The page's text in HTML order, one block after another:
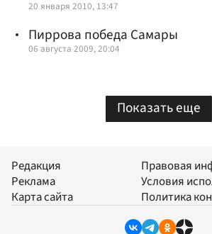
20 января 2010, 13:47
Пиррова победа Самары
06 августа 2009, 20:04
Показать еще
Редакция
Реклама
Карта сайта
Правовая
Условия
Политика